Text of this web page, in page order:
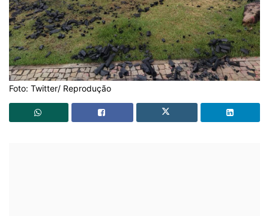
Foto: Twitter/ Reprodução